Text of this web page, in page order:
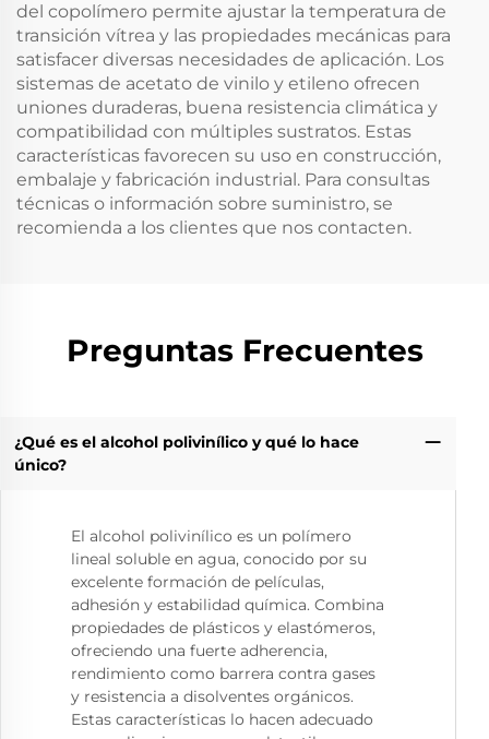
del copolímero permite ajustar la temperatura de
transición vítrea y las propiedades mecánicas para
satisfacer diversas necesidades de aplicación. Los
sistemas de acetato de vinilo y etileno ofrecen
uniones duraderas, buena resistencia climática y
compatibilidad con múltiples sustratos. Estas
características favorecen su uso en construcción,
embalaje y fabricación industrial. Para consultas
técnicas o información sobre suministro, se
recomienda a los clientes que nos contacten.
Preguntas Frecuentes
¿Qué es el alcohol polivinílico y qué lo hace
único?
El alcohol polivinílico es un polímero
lineal soluble en agua, conocido por su
excelente formación de películas,
adhesión y estabilidad química. Combina
propiedades de plásticos y elastómeros,
ofreciendo una fuerte adherencia,
rendimiento como barrera contra gases
y resistencia a disolventes orgánicos.
Estas características lo hacen adecuado